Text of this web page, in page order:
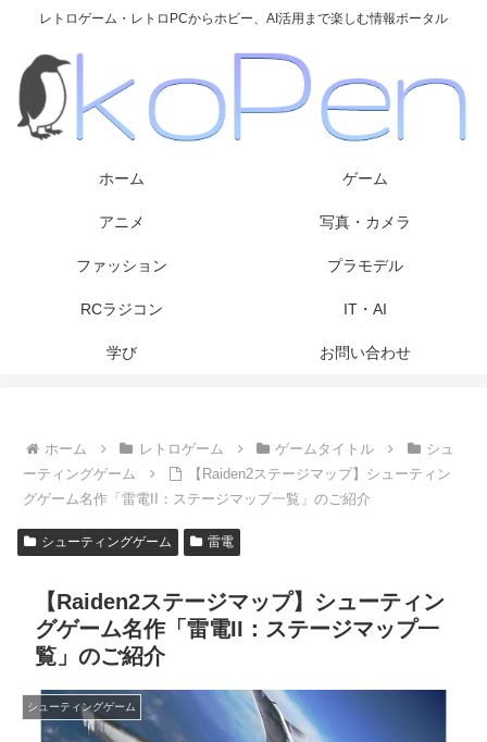
レトロゲーム・レトロPCからホビー、AI活用まで楽しむ情報ポータル
ホーム ゲーム
アニメ 写真・カメラ
ファッション プラモデル
RCラジコン IT・AI
学び お問い合わせ
ホーム レトロゲーム ゲームタイトル
シュ
ーティングゲーム
【Raiden2ステージマップ】シューティン
グゲーム名作「雷電II：ステージマップ一覧」のご紹介
シューティングゲーム 雷電
【Raiden2ステージマップ】シューティン
グゲーム名作「雷電II：ステージマップ一
覧」のご紹介
シューティングゲーム